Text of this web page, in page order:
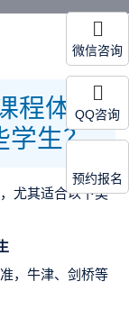
程体系
生？
尤其适合以下类
，牛津、剑桥等
微信咨询
QQ咨询
预约报名